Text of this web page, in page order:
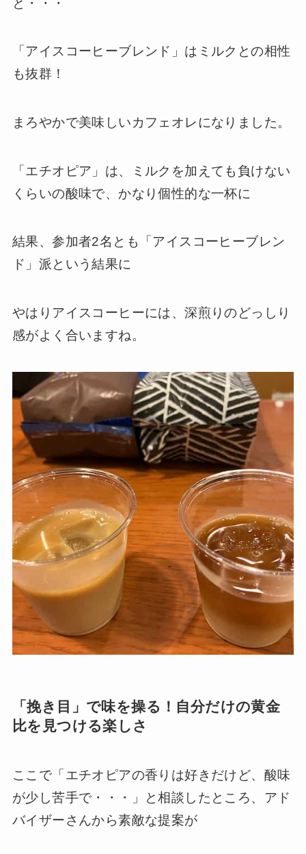
と・・・
「アイスコーヒーブレンド」はミルクとの相性
も抜群！
まろやかで美味しいカフェオレになりました。
「エチオピア」は、ミルクを加えても負けない
くらいの酸味で、かなり個性的な一杯に
結果、参加者2名とも「アイスコーヒーブレン
ド」派という結果に
やはりアイスコーヒーには、深煎りのどっしり
感がよく合いますね。
「挽き目」で味を操る！自分だけの黄金
比を見つける楽しさ
ここで「エチオピアの香りは好きだけど、酸味
が少し苦手で・・・」と相談したところ、アド
バイザーさんから素敵な提案が